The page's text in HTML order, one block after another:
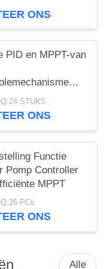
ONS
PID en MPPT-van
Zonnewater
With 99%
STUKS
ONS
Functie
Pomp Controller
MPPT
PCs
ONS
Alle